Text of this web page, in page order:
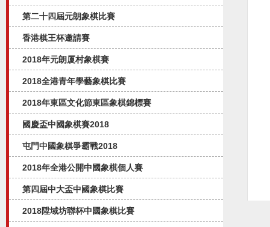
第二十四屆元朗象棋比賽
香港棋王杯邀請賽
2018年元朗厦村象棋賽
2018全港青年學藝象棋比賽
2018年東區文化節東區象棋錦標賽
國慶盃中國象棋賽2018
屯門中國象棋爭霸戰2018
2018年全港公開中國象棋個人賽
第四屆中大盃中國象棋比賽
2018陞域坊聯杯中國象棋比賽